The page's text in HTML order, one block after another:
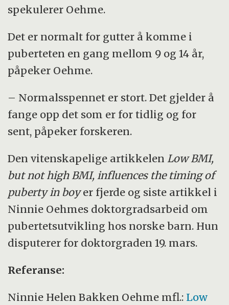
spekulerer Oehme.
Det er normalt for gutter å komme i
puberteten en gang mellom 9 og 14 år,
påpeker Oehme.
– Normalsspennet er stort. Det gjelder å
fange opp det som er for tidlig og for
sent, påpeker forskeren.
Den vitenskapelige artikkelen Low BMI,
but not high BMI, influences the timing of
puberty in boyer fjerde og siste artikkel i
Ninnie Oehmes doktorgradsarbeid om
pubertetsutvikling hos norske barn. Hun
disputerer for doktorgraden 19. mars.
Referanse:
Ninnie Helen Bakken Oehme mfl.: Low